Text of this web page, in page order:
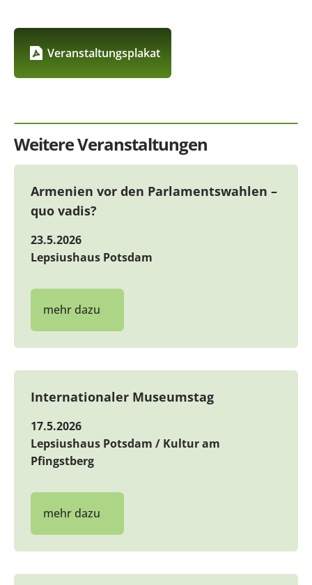
Veranstaltungsplakat
Weitere Veranstaltungen
Armenien vor den Parlamentswahlen –
quo vadis?
23.5.2026
Lepsiushaus Potsdam
mehr dazu
Internationaler Museumstag
17.5.2026
Lepsiushaus Potsdam / Kultur am
Pfingstberg
mehr dazu